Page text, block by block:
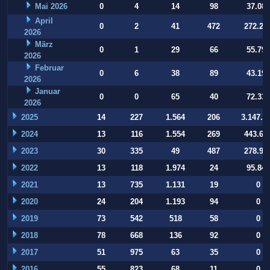
Mai 2026 0 4 14 98
37.084
April
2026
0 2 41 472
März
2026
0 1 29 66
55.794
Februar
2026
0 6 38 89
43.197
Januar
2026
0 0 65 40 72.332
2025 14 227 1.564 206
2024
13 116 1.554 269
2023
30 335 49 487
2022
13 118 1.974 24
95.847
2021
13 735 1.131 19
0
2020
24 204 1.193 94
0
2019
73 542 518 58
0
2018
78 668 136 92
0
2017
51 975 63 35
0